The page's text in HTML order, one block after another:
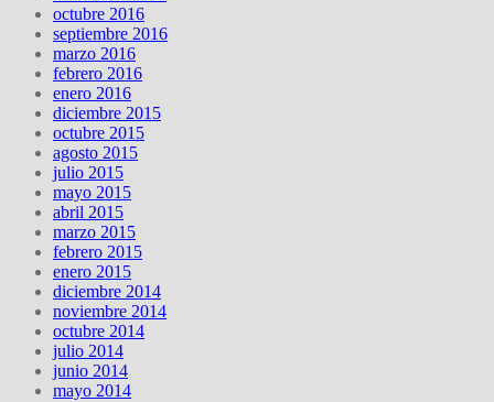
octubre 2016
septiembre 2016
marzo 2016
febrero 2016
enero 2016
diciembre 2015
octubre 2015
agosto 2015
julio 2015
mayo 2015
abril 2015
marzo 2015
febrero 2015
enero 2015
diciembre 2014
noviembre 2014
octubre 2014
julio 2014
junio 2014
mayo 2014